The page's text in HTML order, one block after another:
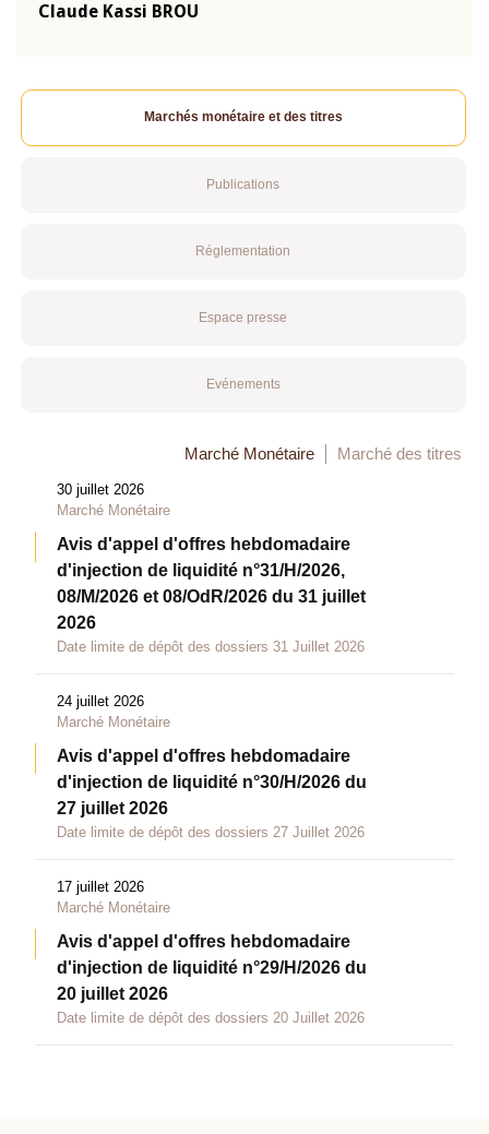
Claude Kassi BROU
Marchés monétaire et des titres
Publications
Réglementation
Espace presse
Evénements
Marché Monétaire Marché des titres
30 juillet 2026
Marché Monétaire
Avis d'appel d'offres hebdomadaire
d'injection de liquidité n°31/H/2026,
08/M/2026 et 08/OdR/2026 du 31 juillet
2026
Date limite de dépôt des dossiers 31 Juillet 2026
24 juillet 2026
Marché Monétaire
Avis d'appel d'offres hebdomadaire
d'injection de liquidité n°30/H/2026 du
27 juillet 2026
Date limite de dépôt des dossiers 27 Juillet 2026
17 juillet 2026
Marché Monétaire
Avis d'appel d'offres hebdomadaire
d'injection de liquidité n°29/H/2026 du
20 juillet 2026
Date limite de dépôt des dossiers 20 Juillet 2026